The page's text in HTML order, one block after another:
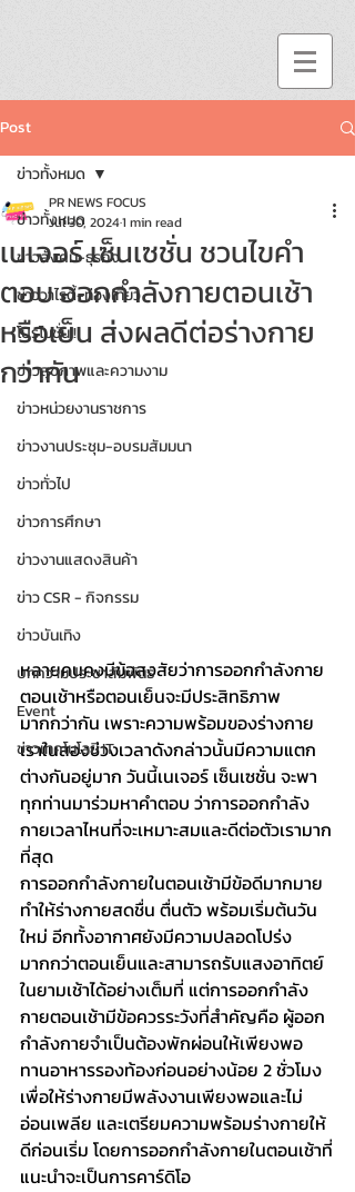
Post
ข่าวทั้งหมด
ข่าวสังคม-ธุรกิจ
ข่าววาไรตี้-ท่องเที่ยว
โปรโมชั่น!!
ข่าวสุขภาพและความงาม
ข่าวหน่วยงานราชการ
ข่าวงานประชุม-อบรมสัมมนา
ข่าวทั่วไป
ข่าวการศึกษา
ข่าวงานแสดงสินค้า
ข่าว CSR - กิจกรรม
ข่าวบันเทิง
บทความประชาสัมพันธ์
Event
ข่าวเทคโนโลยี IT
ข่าวทั้งหมด
เนเจอร์ เซ็นเซชั่น ชวนไขคำ
ตอบ ออกกำลังกายตอนเช้า
หรือเย็น ส่งผลดีต่อร่างกาย
กว่ากัน
PR NEWS FOCUS
Jul 30, 20241 min read
หลายคนคงมีข้อสงสัยว่าการออกกำลังกาย
ตอนเช้าหรือตอนเย็นจะมีประสิทธิภาพ
มากกว่ากัน เพราะความพร้อมของร่างกาย
เราในสองช่วงเวลาดังกล่าวนั้นมีความแตก
ต่างกันอยู่มาก วันนี้เนเจอร์ เซ็นเซชั่น จะพา
ทุกท่านมาร่วมหาคำตอบ ว่าการออกกำลัง
กายเวลาไหนที่จะเหมาะสมและดีต่อตัวเรามาก
ที่สุด
การออกกำลังกายในตอนเช้ามีข้อดีมากมาย
ทำให้ร่างกายสดชื่น ตื่นตัว พร้อมเริ่มต้นวัน
ใหม่ อีกทั้งอากาศยังมีความปลอดโปร่ง
มากกว่าตอนเย็นและสามารถรับแสงอาทิตย์
ในยามเช้าได้อย่างเต็มที่ แต่การออกกำลัง
กายตอนเช้ามีข้อควรระวังที่สำคัญคือ ผู้ออก
กำลังกายจำเป็นต้องพักผ่อนให้เพียงพอ
ทานอาหารรองท้องก่อนอย่างน้อย 2 ชั่วโมง
เพื่อให้ร่างกายมีพลังงานเพียงพอและไม่
อ่อนเพลีย และเตรียมความพร้อมร่างกายให้
ดีก่อนเริ่ม โดยการออกกำลังกายในตอนเช้าที่
แนะนำจะเป็นการคาร์ดิโอ